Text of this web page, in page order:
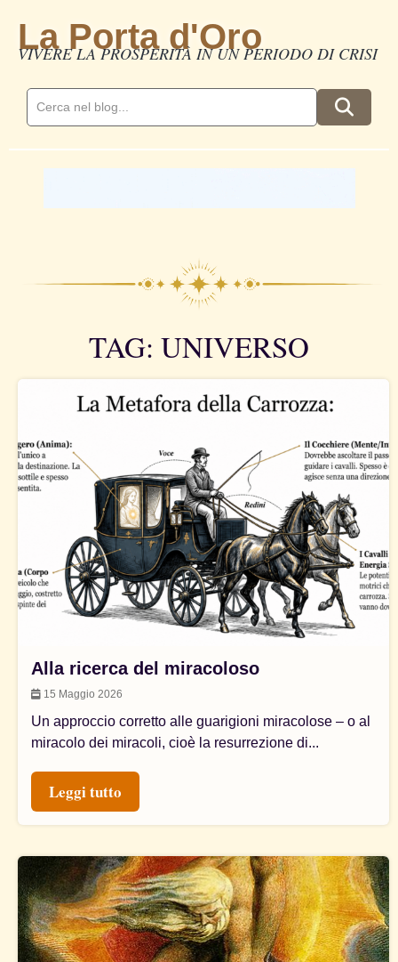
La Porta d'Oro
VIVERE LA PROSPERITÀ IN UN PERIODO DI CRISI
TAG: UNIVERSO
Alla ricerca del miracoloso
15 Maggio 2026
Un approccio corretto alle guarigioni miracolose – o al
miracolo dei miracoli, cioè la resurrezione di...
Leggi tutto